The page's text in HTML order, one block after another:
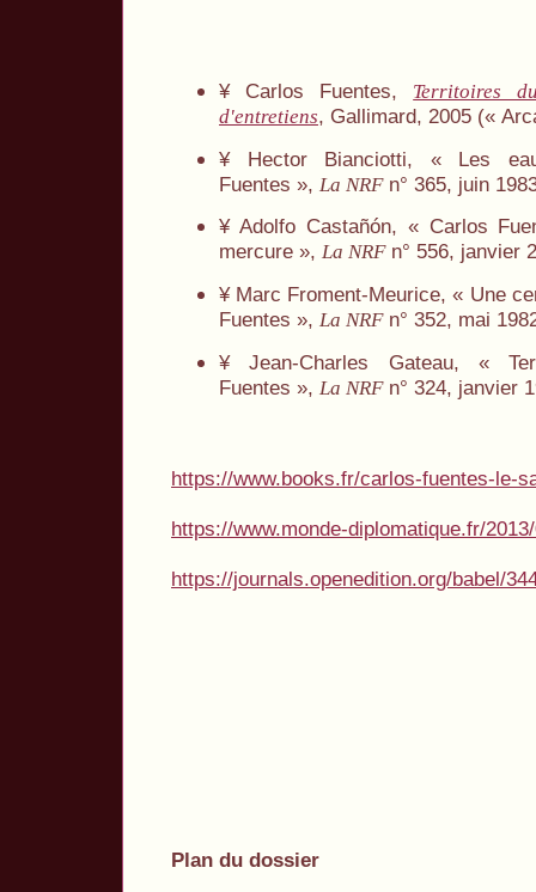
¥ Carlos Fuentes, Territoires
d'entretiens, Gallimard, 2005 («
¥ Hector Bianciotti, « Les
Fuentes », La NRFn° 365, juin
¥ Adolfo Castañón, « Carlos
mercure », La NRFn° 556, janvier
¥ Marc Froment-Meurice, « Une
Fuentes », La NRFn° 352, mai
¥ Jean-Charles Gateau, «
Fuentes », La NRFn° 324, janvier
https://www.books.fr/carlos-fuentes-le-
https://www.monde-diplomatique.fr/
https://journals.openedition.org/babel/
Plan du dossier